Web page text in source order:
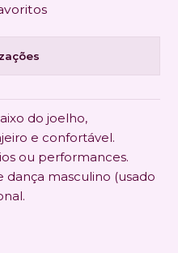
do joelho,
e confortável.
ou performances.
masculino (usado